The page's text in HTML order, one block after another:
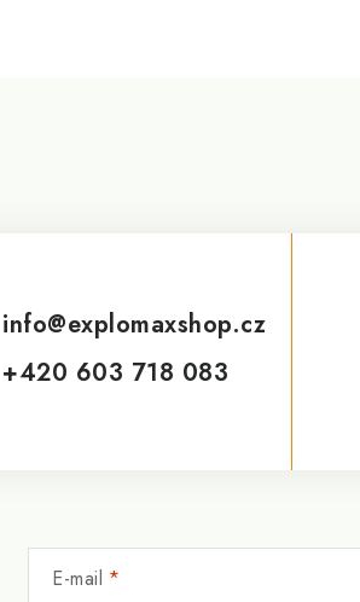
E-mail
info@explomaxshop.cz
+420 603 718 083